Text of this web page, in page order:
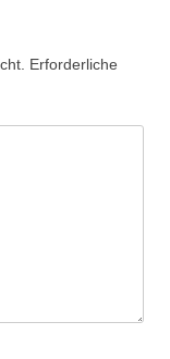
Erforderliche